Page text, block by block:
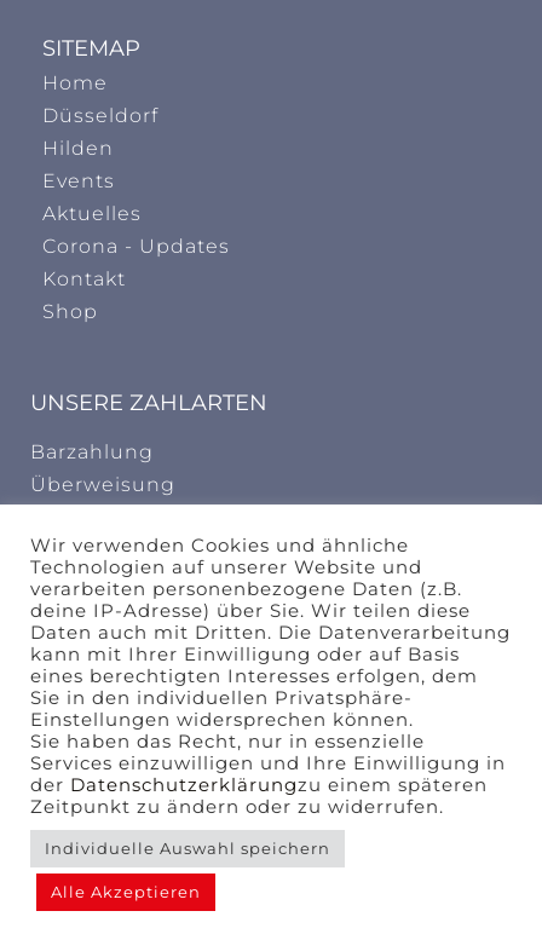
SITEMAP
Home
Düsseldorf
Hilden
Events
Aktuelles
Corona - Updates
Kontakt
Shop
UNSERE ZAHLARTEN
Barzahlung
Überweisung
INFORMATION
AGB
Widerrufungsbelehrung
design by
kuschel-design.com
Agentur für Marken – und Verpackungsdesign
Copyright © 2021-2022 Tanzschule Reichelt | All
Wir verwenden Cookies und ähnliche
Technologien auf unserer Website und
verarbeiten personenbezogene Daten (z.B.
deine IP-Adresse) über Sie. Wir teilen diese
Daten auch mit Dritten. Die Datenverarbeitung
kann mit Ihrer Einwilligung oder auf Basis
eines berechtigten Interesses erfolgen, dem
Sie in den individuellen Privatsphäre-
Einstellungen widersprechen können.
Sie haben das Recht, nur in essenzielle
Services einzuwilligen und Ihre Einwilligung in
der Datenschutzerklärungzu einem späteren
Zeitpunkt zu ändern oder zu widerrufen.
Individuelle Auswahl speichern
Alle Akzeptieren